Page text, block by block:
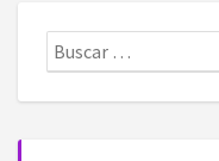
Buscar: